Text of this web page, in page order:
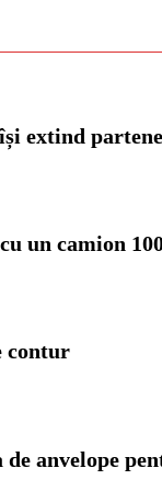
extind
un camion
contur
anvelope